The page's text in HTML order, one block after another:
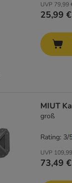
UVP 79,99
25,99 €
MIUT
groß
UVP
73,49 €
Rating: 3/